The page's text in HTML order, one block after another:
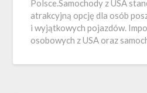
Polsce.Samochody z USA
atrakcyjną opcję dla osób
i wyjątkowych pojazdów.
osobowych z USA oraz